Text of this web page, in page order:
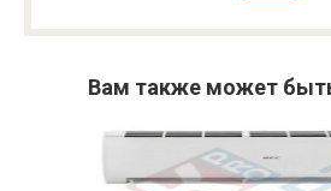
Вам также может